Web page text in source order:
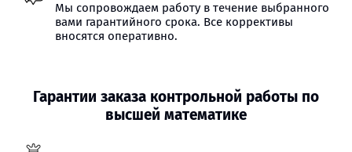
Мы сопровождаем работу в течение выбранного
вами гарантийного срока. Все коррективы
вносятся оперативно.
Гарантии заказа контрольной работы по
высшей математике